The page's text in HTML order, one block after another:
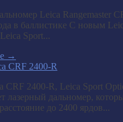
Leica Rangemaster
в баллистике С новым
Sport...
→
CRF 2400-R
CRF 2400-R, Leica Sport
лазерный дальномер,
до 2400 ярдов...